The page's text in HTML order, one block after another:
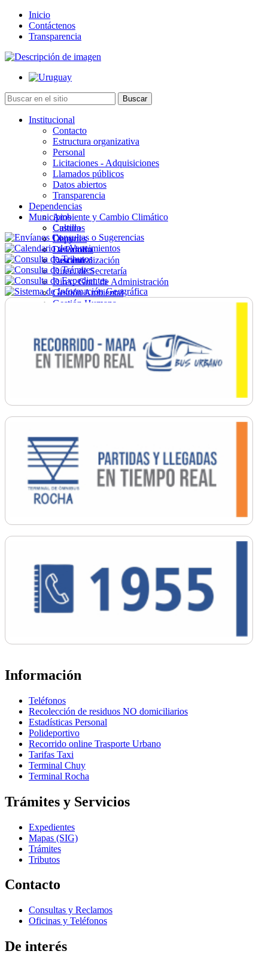
Inicio
Contáctenos
Transparencia
Institucional
Contacto
Estructura organizativa
Personal
Licitaciones - Adquisiciones
Llamados públicos
Datos abiertos
Transparencia
Dependencias
Ambiente y Cambio Climático
Cultura
Deportes
Desarrollo
Descentralización
Direc. de Secretaría
Direc. Gral. de Administración
Gestión Ambiental
Gestión Humana
Ordenamiento
Promoción Social
Salud
Secretaría General
Municipios
Castillos
Chuy
La Paloma
Lascano
Información
Teléfonos
Recolección de residuos NO domiciliarios
Estadísticas Personal
Polideportivo
Recorrido online Trasporte Urbano
Tarifas Taxi
Terminal Chuy
Terminal Rocha
Trámites y Servicios
Expedientes
Mapas (SIG)
Trámites
Tributos
Contacto
Consultas y Reclamos
Oficinas y Teléfonos
De interés